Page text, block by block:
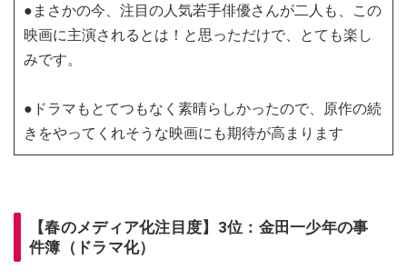
●まさかの今、注目の人気若手俳優さんが二人も、この
映画に主演されるとは！と思っただけで、とても楽し
みです。
●ドラマもとてつもなく素晴らしかったので、原作の続
きをやってくれそうな映画にも期待が高まります
【春のメディア化注目度】3位：金田一少年の事
件簿（ドラマ化）